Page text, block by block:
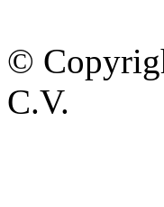
©
C.V.